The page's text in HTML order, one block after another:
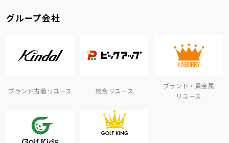
グループ会社
ブランド古着リユース 総合リユース
ブランド・貴金属
リユース